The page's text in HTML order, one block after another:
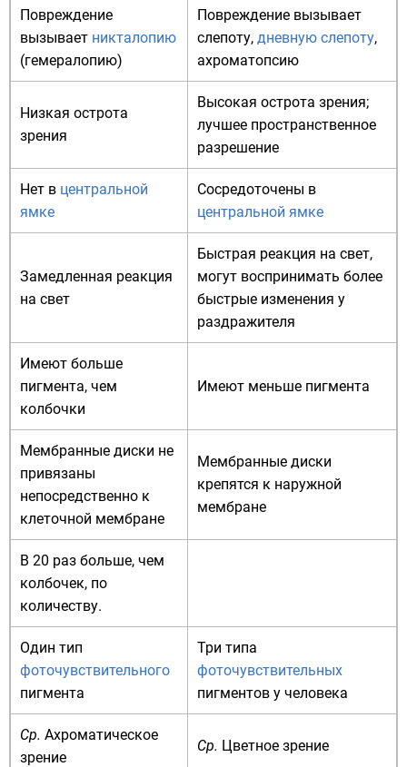
Повреждение
вызывает никталопию
(гемералопию)
Повреждение вызывает
слепоту, дневную слепоту,
ахроматопсию
Низкая острота
зрения
Высокая острота зрения;
лучшее пространственное
разрешение
Нет в центральной
ямке
Сосредоточены в
центральной ямке
Замедленная реакция
на свет
Быстрая реакция на свет,
могут воспринимать более
быстрые изменения у
раздражителя
Имеют больше
пигмента, чем
колбочки
Имеют меньше пигмента
Мембранные диски не
привязаны
непосредственно к
клеточной мембране
Мембранные диски
крепятся к наружной
мембране
В 20 раз больше, чем
колбочек, по
количеству.
Один тип
фоточувствительного
пигмента
Три типа
фоточувствительных
пигментов у человека
Ср. Ахроматическое
зрение
Ср. Цветное зрение